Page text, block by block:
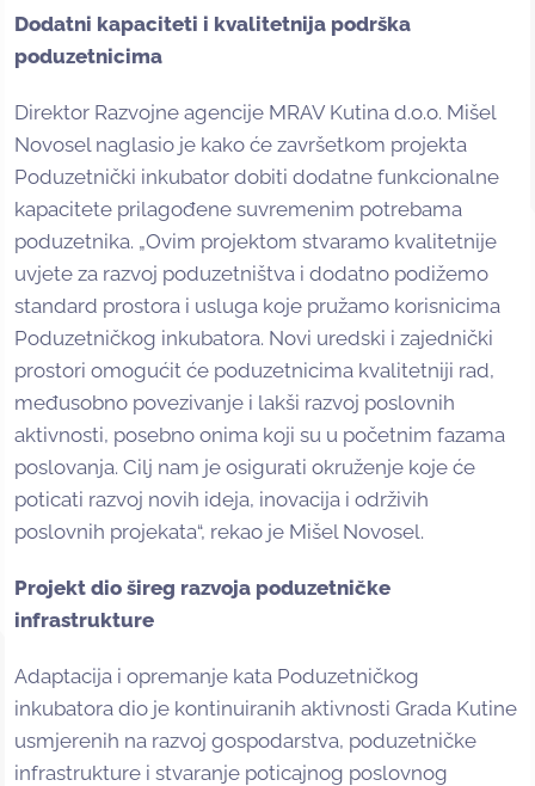
Dodatni kapaciteti i kvalitetnija podrška
poduzetnicima
Direktor Razvojne agencije MRAV Kutina d.o.o. Mišel
Novosel naglasio je kako će završetkom projekta
Poduzetnički inkubator dobiti dodatne funkcionalne
kapacitete prilagođene suvremenim potrebama
poduzetnika. „Ovim projektom stvaramo kvalitetnije
uvjete za razvoj poduzetništva i dodatno podižemo
standard prostora i usluga koje pružamo korisnicima
Poduzetničkog inkubatora. Novi uredski i zajednički
prostori omogućit će poduzetnicima kvalitetniji rad,
međusobno povezivanje i lakši razvoj poslovnih
aktivnosti, posebno onima koji su u početnim fazama
poslovanja. Cilj nam je osigurati okruženje koje će
poticati razvoj novih ideja, inovacija i održivih
poslovnih projekata“, rekao je Mišel Novosel.
Projekt dio šireg razvoja poduzetničke
infrastrukture
Adaptacija i opremanje kata Poduzetničkog
inkubatora dio je kontinuiranih aktivnosti Grada Kutine
usmjerenih na razvoj gospodarstva, poduzetničke
infrastrukture i stvaranje poticajnog poslovnog